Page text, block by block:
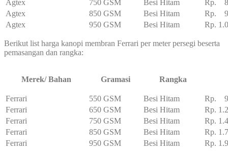
Agtex
750 GSM Besi Hitam
Rp.
Agtex
850 GSM Besi Hitam
Rp.
Agtex
950 GSM Besi Hitam Rp.
Berikut list harga kanopi membran Ferrari per meter persegi beserta
pemasangan dan rangka:
Merek/ Bahan Gramasi Rangka
Ferrari 550 GSM Besi Hitam
Rp.
Ferrari
650 GSM Besi Hitam
Rp.
Ferrari
750 GSM Besi Hitam
Rp.
Ferrari
850 GSM Besi Hitam
Rp.
Ferrari
950 GSM Besi Hitam Rp.